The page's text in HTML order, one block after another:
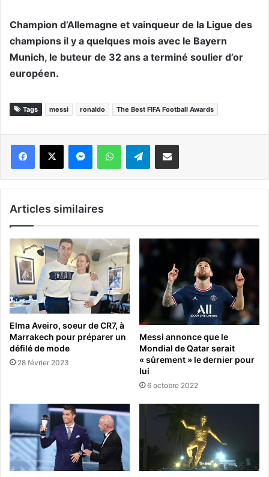
Champion d’Allemagne et vainqueur de la Ligue des
champions il y a quelques mois avec le Bayern
Munich, le buteur de 32 ans a terminé soulier d’or
européen.
Tags messi ronaldo The Best FIFA Football Awards
WhatsApp Telegram
Articles similaires
Elma Aveiro, soeur de CR7, à
Marrakech pour préparer un
défilé de mode
28 février 2023
Messi annonce que le
Mondial de Qatar serait
« sûrement » le dernier pour
lui
6 octobre 2022